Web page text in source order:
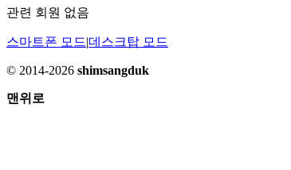
관련 회원 없음
스마트폰 모드|데스크탑 모드
© 2014-2026 shimsangduk
맨위로